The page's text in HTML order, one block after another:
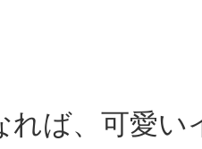
れば、可愛